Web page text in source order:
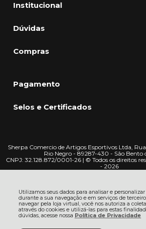
Utilizamos seus dados para analisar e
durante a sua navegação e em serviços de
navegar pela loja virtual, você nos autoriza a
através do cookies e utilizá-las para estas
dúvidas, acesse nossa Política de Privacidade
Institucional
Dúvidas
Compras
Pagamento
Selos e Certificados
Sherpa Comercio de Artigos Esportivos Ltda,
Rio Negro - 89287-430 - São Bento
CNPJ: 32.128.872/0001-26 | © Todos os direitos
- 2026